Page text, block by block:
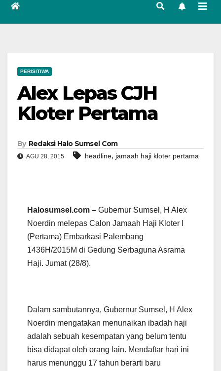
PERISITIWA
Alex Lepas CJH
Kloter Pertama
By Redaksi Halo Sumsel Com
AGU 28, 2015 headline, jamaah haji kloter pertama
Halosumsel.com – Gubernur Sumsel, H Alex
Noerdin melepas Calon Jamaah Haji Kloter I
(Pertama) Embarkasi Palembang
1436H/2015M di Gedung Serbaguna Asrama
Haji. Jumat (28/8).
Dalam sambutannya, Gubernur Sumsel, H Alex
Noerdin mengatakan menunaikan ibadah haji
adalah sebuah kesempatan yang belum tentu
bisa didapat oleh orang lain. Mendaftar hari ini
harus menunggu 17 tahun berarti baru